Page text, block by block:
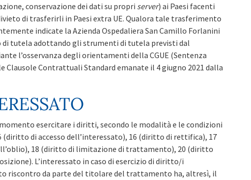
conservazione dei dati su propri server) ai Paesi facenti
di trasferirli in Paesi extra UE. Qualora tale trasferimento
indicate la Azienda Ospedaliera San Camillo Forlanini
di tutela adottando gli strumenti di tutela previsti dal
l’osservanza degli orientamenti della CGUE (Sentenza
Clausole Contrattuali Standard emanate il 4 giugno 2021 dalla
esercitare i diritti, secondo le modalità e le condizioni
di accesso dell’interessato), 16 (diritto di rettifica), 17
18 (diritto di limitazione di trattamento), 20 (diritto
L’interessato in caso di esercizio di diritto/i
riscontro da parte del titolare del trattamento ha, altresì, il